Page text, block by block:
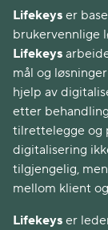
Lifekeys er
brukervennlige
Lifekeys
mål og
hjelp av
etter
tilrettelegge og
digitalisering
tilgjengelig,
mellom klient
Lifekeys er